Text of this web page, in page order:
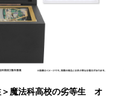
＞魔法科高校の劣等生 オ